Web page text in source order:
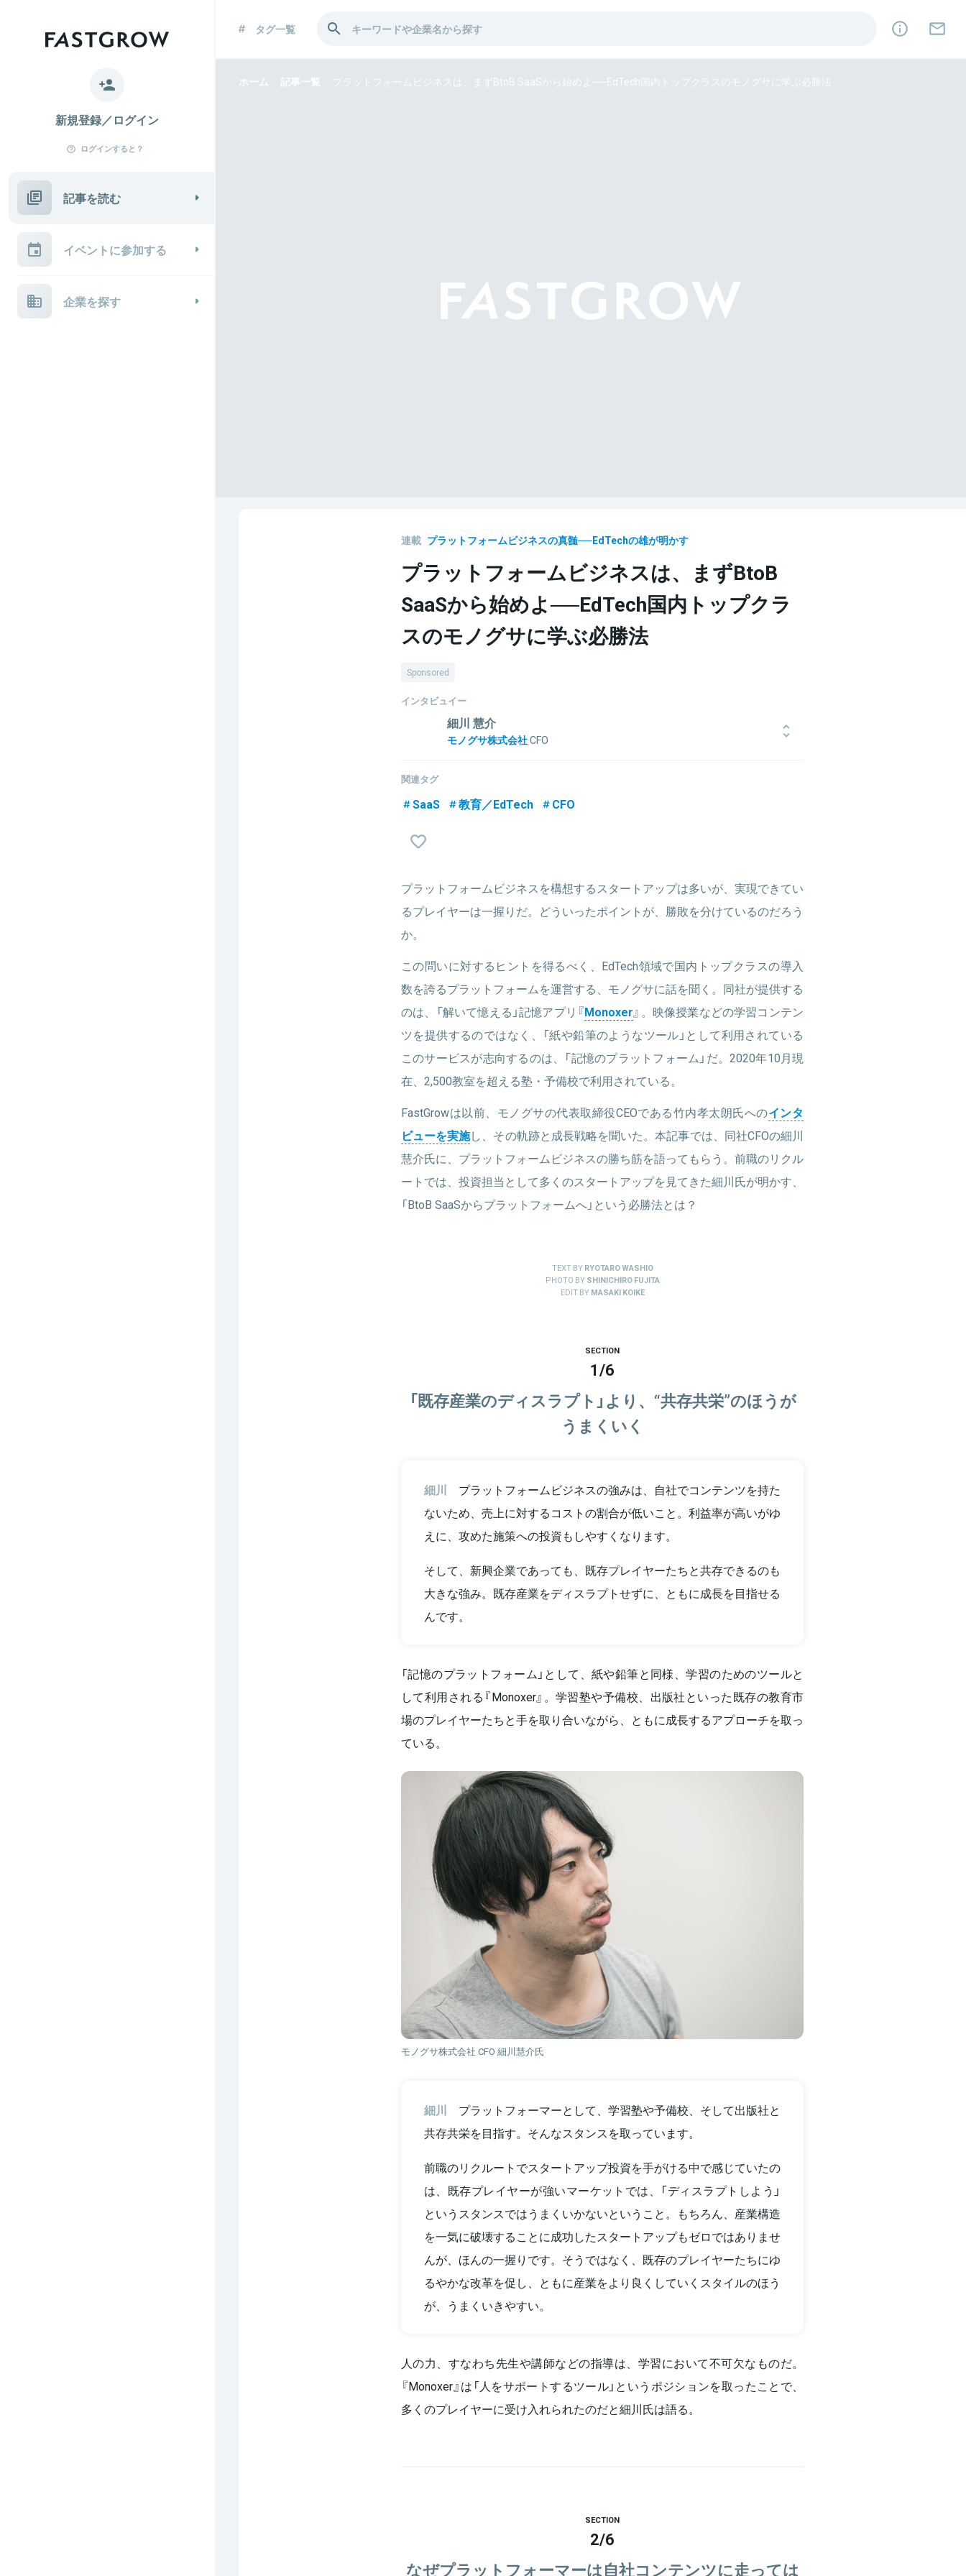
新規登録／ログイン
ログインすると？
記事を読む
イベントに参加する
企業を探す
タグ一覧
ホーム 記事一覧 プラットフォームビジネスは、まずBtoB SaaSから始めよ──EdTech国内トップクラスのモノグサに学ぶ必勝法
連載 プラットフォームビジネスの真髄──EdTechの雄が明かす
プラットフォームビジネスは、まずBtoB
SaaSから始めよ──EdTech国内トップクラ
スのモノグサに学ぶ必勝法
Sponsored
インタビュイー
細川 慧介
モノグサ株式会社CFO
を担当。2012年からは、株式会社リクルートホールディングスのIPOプロジェクトに従
M&A、グループ再編等の社内FA及びRecruit Strategic Partners取締役として、リクルー
Monoxerに入社。
関連情報をみる
関連タグ
SaaS 教育／EdTech CFO
プラットフォームビジネスを構想するスタートアップは多いが、実現できてい
るプレイヤーは一握りだ。どういったポイントが、勝敗を分けているのだろう
か。
この問いに対するヒントを得るべく、EdTech領域で国内トップクラスの導入
数を誇るプラットフォームを運営する、モノグサに話を聞く。同社が提供する
のは、「解いて憶える」記憶アプリ『Monoxer』。映像授業などの学習コンテン
ツを提供するのではなく、「紙や鉛筆のようなツール」として利用されている
このサービスが志向するのは、「記憶のプラットフォーム」だ。2020年10月現
在、2,500教室を超える塾・予備校で利用されている。
FastGrowは以前、モノグサの代表取締役CEOである竹内孝太朗氏へのインタ
ビューを実施し、その軌跡と成長戦略を聞いた。本記事では、同社CFOの細川
慧介氏に、プラットフォームビジネスの勝ち筋を語ってもらう。前職のリクル
ートでは、投資担当として多くのスタートアップを見てきた細川氏が明かす、
「BtoB SaaSからプラットフォームへ」という必勝法とは？
TEXT BYRYOTARO WASHIO
PHOTO BYSHINICHIRO FUJITA
EDIT BYMASAKI KOIKE
SECTION
1/6
「既存産業のディスラプト」より、“共存共栄”のほうが
うまくいく
細川
プラットフォームビジネスの強みは、自社でコンテンツを持た
ないため、売上に対するコストの割合が低いこと。利益率が高いがゆ
えに、攻めた施策への投資もしやすくなります。
そして、新興企業であっても、既存プレイヤーたちと共存できるのも
大きな強み。既存産業をディスラプトせずに、ともに成長を目指せる
んです。
「記憶のプラットフォーム」として、紙や鉛筆と同様、学習のためのツールと
して利用される『Monoxer』。学習塾や予備校、出版社といった既存の教育市
場のプレイヤーたちと手を取り合いながら、ともに成長するアプローチを取っ
ている。
モノグサ株式会社 CFO 細川慧介氏
細川
プラットフォーマーとして、学習塾や予備校、そして出版社と
共存共栄を目指す。そんなスタンスを取っています。
前職のリクルートでスタートアップ投資を手がける中で感じていたの
は、既存プレイヤーが強いマーケットでは、「ディスラプトしよう」
というスタンスではうまくいかないということ。もちろん、産業構造
を一気に破壊することに成功したスタートアップもゼロではありませ
んが、ほんの一握りです。そうではなく、既存のプレイヤーたちにゆ
るやかな改革を促し、ともに産業をより良くしていくスタイルのほう
が、うまくいきやすい。
人の力、すなわち先生や講師などの指導は、学習において不可欠なものだ。
『Monoxer』は「人をサポートするツール」というポジションを取ったことで、
多くのプレイヤーに受け入れられたのだと細川氏は語る。
SECTION
2/6
なぜプラットフォーマーは自社コンテンツに走っては